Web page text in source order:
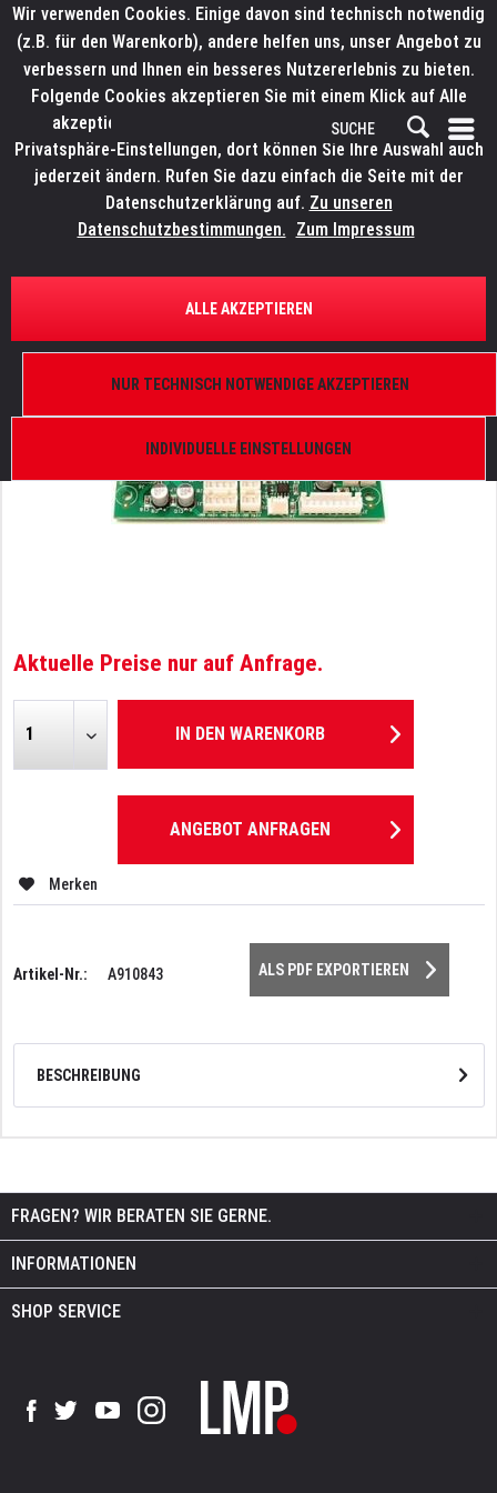
ÜBERSICHT ERSATZTEILE
ELATION 9900005005
Aktuelle Preise nur auf Anfrage.
IN DEN WARENKORB
ANGEBOT ANFRAGEN
Merken
Artikel-Nr.: A910843 ALS PDF EXPORTIEREN
BESCHREIBUNG
FRAGEN? WIR BERATEN SIE GERNE.
INFORMATIONEN
SHOP SERVICE
Wir verwenden Cookies. Einige davon sind technisch notwendig
(z.B. für den Warenkorb), andere helfen uns, unser Angebot zu
verbessern und Ihnen ein besseres Nutzererlebnis zu bieten.
Folgende Cookies akzeptieren Sie mit einem Klick auf Alle
akzeptieren. Weitere Informationen finden Sie in den
Privatsphäre-Einstellungen, dort können Sie Ihre Auswahl auch
jederzeit ändern. Rufen Sie dazu einfach die Seite mit der
Datenschutzerklärung auf. Zu unseren
Datenschutzbestimmungen. Zum Impressum
INDIVIDUELLE EINSTELLUNGEN
NUR TECHNISCH NOTWENDIGE AKZEPTIEREN
ALLE AKZEPTIEREN